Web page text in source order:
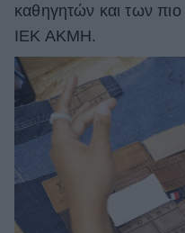
καθηγητών και των
ΙΕΚ ΑΚΜΗ.